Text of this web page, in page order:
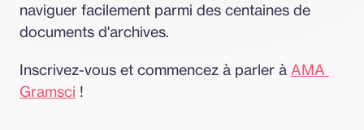
naviguer facilement parmi des centaines de
documents d'archives.
Inscrivez-vous et commencez à parler à AMA
Gramsci !